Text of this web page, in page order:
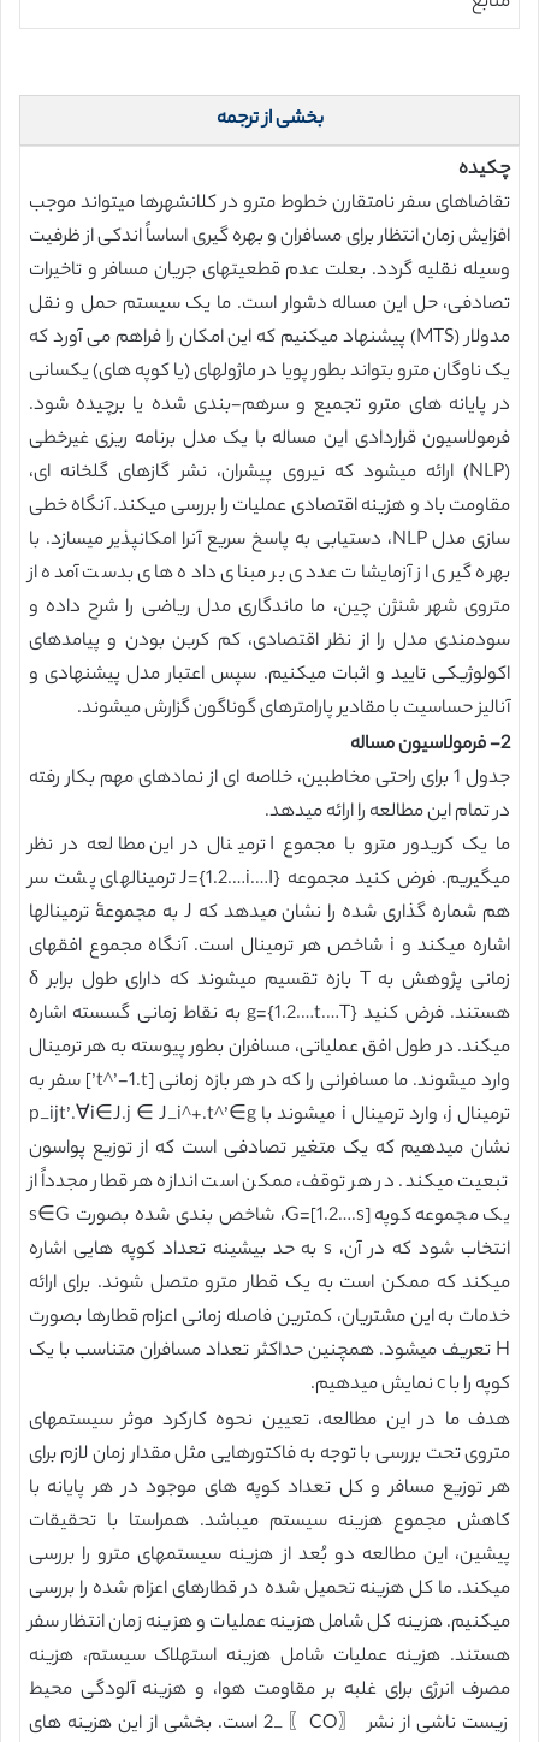
بخشی از ترجمه
چکیده
تقاضاهای سفر نامتقارن خطوط مترو در کلانشهرها میتواند موجب
افزایش زمان انتظار برای مسافران و بهره گیری اساساً اندکی از ظرفیت
وسیله نقلیه گردد. بعلت عدم قطعیتهای جریان مسافر و تاخیرات
تصادفی، حل این مساله دشوار است. ما یک سیستم حمل و نقل
مدولار (MTS) پیشنهاد میکنیم که این امکان را فراهم می آورد که
یک ناوگان مترو بتواند بطور پویا در ماژولهای (یا کوپه های) یکسانی
در پایانه های مترو تجمیع و سرهم-بندی شده یا برچیده شود.
فرمولاسیون قراردادی این مساله با یک مدل برنامه ریزی غیرخطی
(NLP) ارائه میشود که نیروی پیشران، نشر گازهای گلخانه ای،
مقاومت باد و هزینه اقتصادی عملیات را بررسی میکند. آنگاه خطی
سازی مدل NLP، دستیابی به پاسخ سریع آنرا امکانپذیر میسازد. با
بهره گیری از آزمایشات عددی بر مبنای داده های بدست آمده از
متروی شهر شنژن چین، ما ماندگاری مدل ریاضی را شرح داده و
سودمندی مدل را از نظر اقتصادی، کم کربن بودن و پیامدهای
اکولوژیکی تایید و اثبات میکنیم. سپس اعتبار مدل پیشنهادی و
آنالیز حساسیت با مقادیر پارامترهای گوناگون گزارش میشوند.
2- فرمولاسیون مساله
جدول 1 برای راحتی مخاطبین، خلاصه ای از نمادهای مهم بکار رفته
در تمام این مطالعه را ارائه میدهد.
ما یک کریدور مترو با مجموع I ترمینال در این مطالعه در نظر
میگیریم. فرض کنید مجموعه J={1.2.…i.…I} ترمینالهای پشت سر
هم شماره گذاری شده را نشان میدهد که J به مجموعۀ ترمینالها
اشاره میکند و i شاخص هر ترمینال است. آنگاه مجموع افقهای
زمانی پژوهش به T بازه تقسیم میشوند که دارای طول برابر δ
هستند. فرض کنید g={1.2.…t.…T} به نقاط زمانی گسسته اشاره
میکند. در طول افق عملیاتی، مسافران بطور پیوسته به هر ترمینال
وارد میشوند. ما مسافرانی را که در هر بازه زمانی [t^’-1.t’] سفر به
ترمینال j، وارد ترمینال i میشوند با p_ijt’.∀i∈J.j ∈ J_i^+.t^’∈g
نشان میدهیم که یک متغیر تصادفی است که از توزیع پواسون
تبعیت میکند. در هر توقف، ممکن است اندازه هر قطار مجدداً از
یک مجموعه کوپه G=[1.2….s]، شاخص بندی شده بصورت s∈G
انتخاب شود که در آن، s به حد بیشینه تعداد کوپه هایی اشاره
میکند که ممکن است به یک قطار مترو متصل شوند. برای ارائه
خدمات به این مشتریان، کمترین فاصله زمانی اعزام قطارها بصورت
H تعریف میشود. همچنین حداکثر تعداد مسافران متناسب با یک
کوپه را با c نمایش میدهیم.
هدف ما در این مطالعه، تعیین نحوه کارکرد موثر سیستمهای
متروی تحت بررسی با توجه به فاکتورهایی مثل مقدار زمان لازم برای
هر توزیع مسافر و کل تعداد کوپه های موجود در هر پایانه با
کاهش مجموع هزینه سیستم میباشد. همراستا با تحقیقات
پیشین، این مطالعه دو بُعد از هزینه سیستمهای مترو را بررسی
میکند. ما کل هزینه تحمیل شده در قطارهای اعزام شده را بررسی
میکنیم. هزینه کل شامل هزینه عملیات و هزینه زمان انتظار سفر
هستند. هزینه عملیات شامل هزینه استهلاک سیستم، هزینه
مصرف انرژی برای غلبه بر مقاومت هوا، و هزینه آلودگی محیط
زیست ناشی از نشر 〖CO〗_2 است. بخشی از این هزینه های